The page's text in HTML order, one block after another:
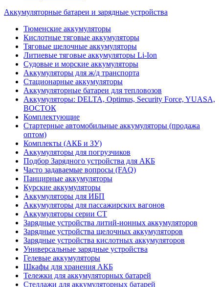
Аккумуляторные батареи и зарядные устройства
Тюменские аккумуляторы
Кислотные тяговые аккумуляторы
Тяговые щелочные аккумуляторы
Литиевые тяговые аккумуляторы Li-Ion
Судовые и морские аккумуляторы
Аккумуляторы для ж/д транспорта
Стационарные аккумуляторы
Аккумуляторные батареи для тепловозов
Аккумуляторы: DELTA, Optimus, Security Force, YUASA,
ВОСТОК
Комплектующие
Стартерные автомобильные аккумуляторы (продажа
оптом)
Комплекты (АКБ и ЗУ)
Аккумуляторы для погрузчиков
Подбор Зарядного устройства для АКБ
Часто задаваемые вопросы (FAQ)
Панцирные аккумуляторы
Курские аккумуляторы
Аккумуляторы для ИБП
Аккумуляторы для пассажирских вагонов
Аккумуляторы серии СТ
Зарядные устройства литий-ионных аккумуляторов
Зарядные устройства щелочных аккумуляторов
Зарядные устройства кислотных аккумуляторов
Универсальные зарядные устройства
Гелевые аккумуляторы
Шкафы для хранения АКБ
Тележки для аккумуляторных батарей
Стеллажи для аккумуляторных батарей